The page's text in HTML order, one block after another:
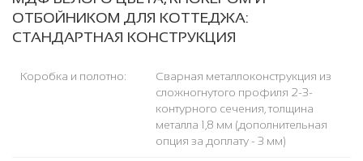
ОТБОЙНИКОМ ДЛЯ КОТТЕДЖА:
СТАНДАРТНАЯ КОНСТРУКЦИЯ
Коробка и полотно:
Сварная металлоконструкция из
сложногнутого профиля 2-3-
контурного сечения, толщина
металла 1,8 мм (дополнительная
опция за доплату - 3 мм)